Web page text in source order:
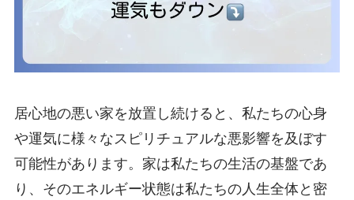
居心地の悪い家を放置し続けると、私たちの心身
や運気に様々なスピリチュアルな悪影響を及ぼす
可能性があります。家は私たちの生活の基盤であ
り、そのエネルギー状態は私たちの人生全体と密